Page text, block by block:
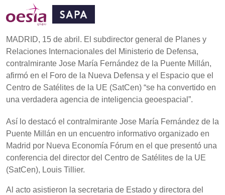
MADRID, 15 de abril. El subdirector general de Planes y
Relaciones Internacionales del Ministerio de Defensa,
contralmirante Jose María Fernández de la Puente Millán,
afirmó en el Foro de la Nueva Defensa y el Espacio que el
Centro de Satélites de la UE (SatCen) “se ha convertido en
una verdadera agencia de inteligencia geoespacial”.
Así lo destacó el contralmirante Jose María Fernández de la
Puente Millán en un encuentro informativo organizado en
Madrid por Nueva Economía Fórum en el que presentó una
conferencia del director del Centro de Satélites de la UE
(SatCen), Louis Tillier.
Al acto asistieron la secretaria de Estado y directora del